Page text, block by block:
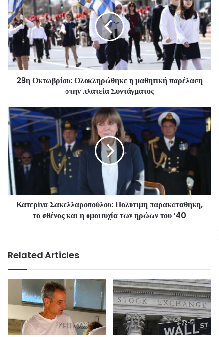
28η Οκτωβρίου: Ολοκληρώθηκε η μαθητική παρέλαση
στην πλατεία Συντάγματος
Κατερίνα Σακελλαροπούλου: Πολύτιμη παρακαταθήκη,
το σθένος και η ομοψυχία των ηρώων του ’40
Related Articles